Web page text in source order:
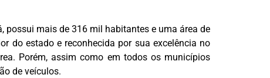
possui mais de 316 mil habitantes e uma área de
do estado e reconhecida por sua excelência no
Porém, assim como em todos os municípios
de veículos.